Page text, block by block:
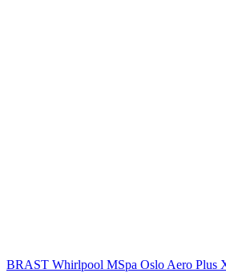
BRAST Whirlpool MSpa Oslo Aero Plus